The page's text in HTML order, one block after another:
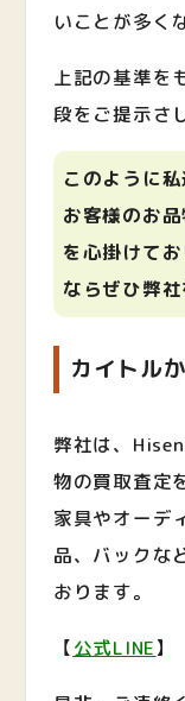
いことが多く
上記の基準を
段をご提示さ
このように
お客様のお
を心掛けて
ならぜひ弊
カイトル
弊社は、
物の買取査定
家具やオーデ
品、バックな
おります。
【公式LINE